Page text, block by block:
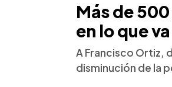
Más de
en lo que
A Francisco Ortiz,
disminución de la